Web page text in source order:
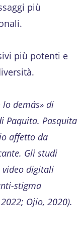
più
più potenti e
demás» di
Paquita. Pasquita
affetto da
Gli studi
video digitali
stigma
Ojio, 2020).